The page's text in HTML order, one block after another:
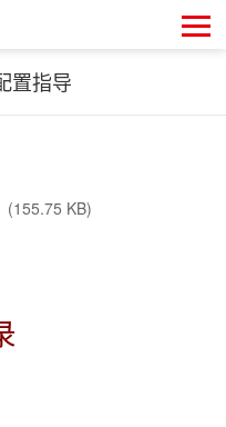
置指导
(155.75 KB)